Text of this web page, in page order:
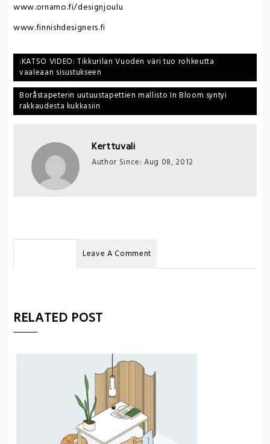
www.ornamo.fi/designjoulu
www.finnishdesigners.fi
Post
navigation
:KATSO VIDEO: Tikkurilan Vuoden väri tuo rohkeutta
vaaleaan sisustukseen
Boråstapeterin uutuustapettien mallisto In Bloom syntyi
rakkaudesta kukkasiin
Kerttuvali
Author Since: Aug 08, 2012
Leave A Comment
RELATED POST